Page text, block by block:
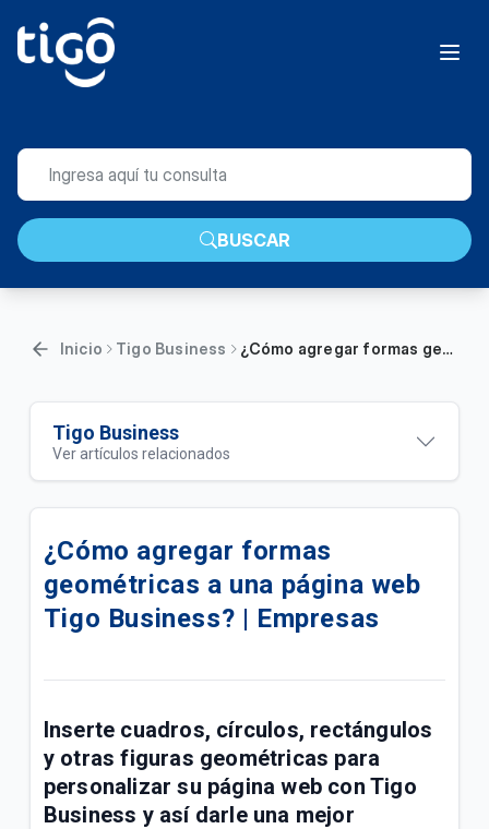
BUSCAR
Inicio Tigo Business ¿Cómo agregar formas geométricas a una página web Tigo Business? | Empresas
Tigo Business
Ver artículos relacionados
eSIM para su línea móvil Tigo Business | Empresas
Conoce las mejoras realizadas a la red móvil Tigo |
Empresas
Conoce sobre el proceso de portabilidad a Tigo |
Empresas
Paga las facturas de servicios fijos y móviles Tigo
Business en una transacción | Empresas
¿Cómo agregar formas
geométricas a una página web
Tigo Business? | Empresas
Inserte cuadros, círculos, rectángulos
y otras figuras geométricas para
personalizar su página web con Tigo
Business y así darle una mejor